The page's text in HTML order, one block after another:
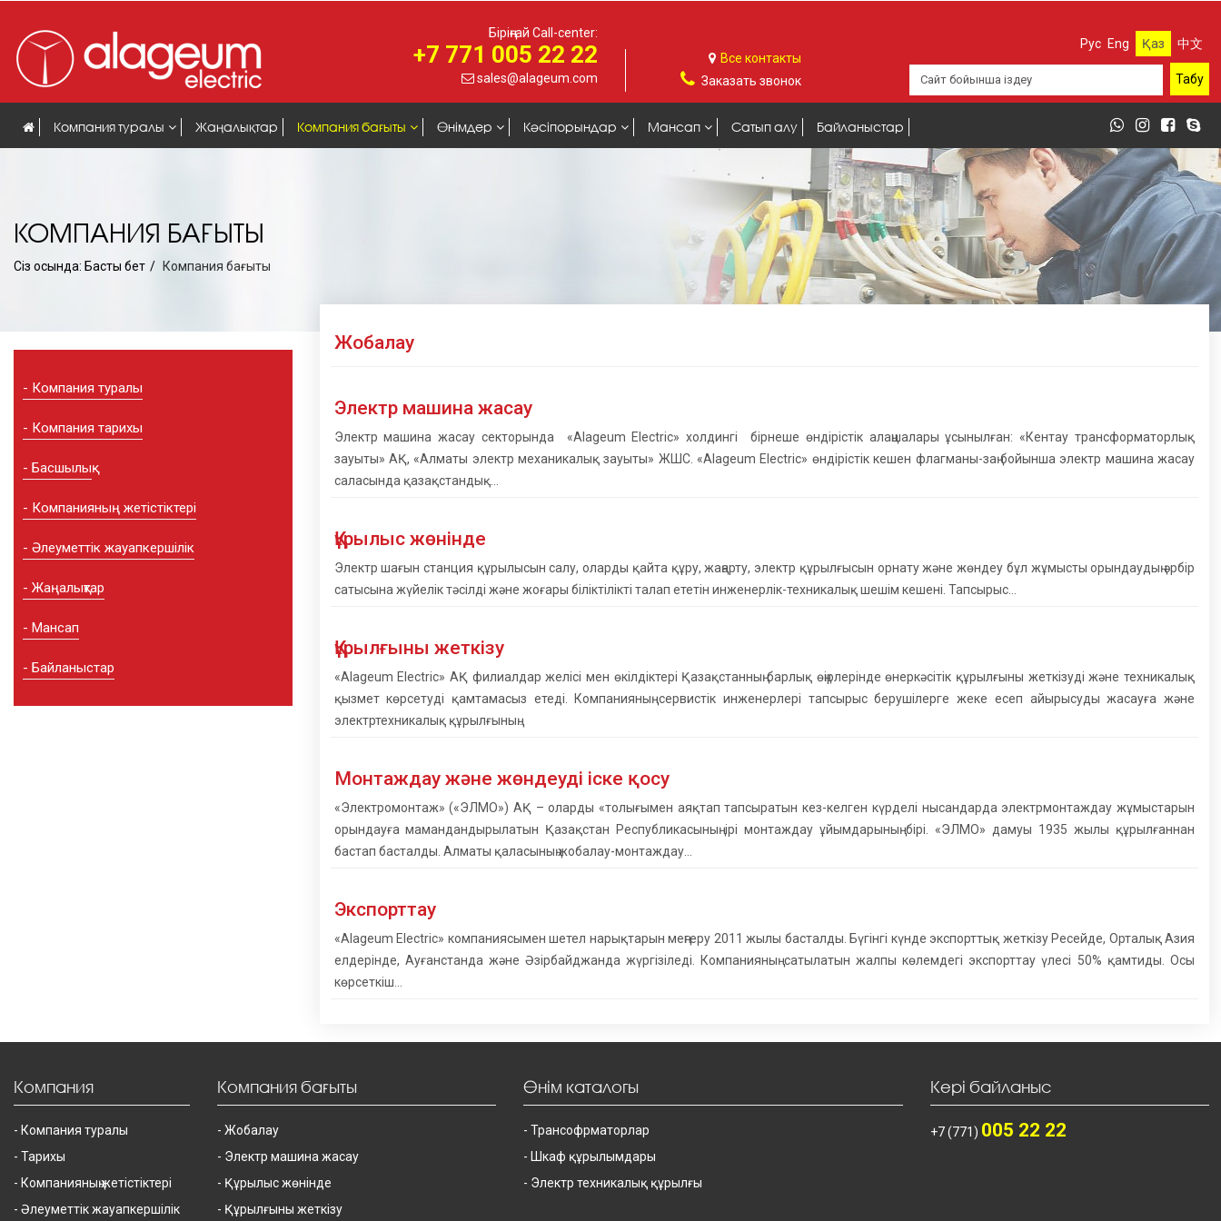
Біріңғай Call-center:
+7 771 005 22 22
sales@alageum.com
Все контакты
Заказать звонок
Рус Eng Қаз 中文
Компания туралы Жаңалықтар Компания бағыты Өнімдер Кәсіпорындар Мансап Сатып алу Байланыстар
КОМПАНИЯ БАҒЫТЫ
Сіз осында: Басты бет Компания бағыты
Компания туралы
Компания тарихы
Басшылық
Компанияның жетістіктері
Әлеуметтік жауапкершілік
Жаңалықтар
Мансап
Байланыстар
Жобалау
Электр машина жасау
Электр машина жасау секторында «Alageum Electric» холдингі бірнеше өндірістік алаңшалары ұсынылған: «Кентау трансформаторлық
зауыты» АҚ, «Алматы электр механикалық зауыты» ЖШС. «Alageum Electric» өндірістік кешен флагманы-заң бойынша электр машина жасау
саласында қазақстандық…
Құрылыс жөнінде
Электр шағын станция құрылысын салу, оларды қайта құру, жаңарту, электр құрылғысын орнату және жөндеу бұл жұмысты орындаудың әрбір
сатысына жүйелік тәсілді және жоғары біліктілікті талап ететін инженерлік-техникалық шешім кешені. Тапсырыс…
Құрылғыны жеткізу
«Alageum Electric» АҚ филиалдар желісі мен өкілдіктері Қазақстанның барлық өңірлерінде өнеркәсітік құрылғыны жеткізуді және техникалық
қызмет көрсетуді қамтамасыз етеді. Компанияның сервистік инженерлері тапсырыс берушілерге жеке есеп айырысуды жасауға және
электртехникалық құрылғының…
Монтаждау және жөндеуді іске қосу
«Электромонтаж» («ЭЛМО») АҚ – оларды «толығымен аяқтап тапсыратын кез-келген күрделі нысандарда электрмонтаждау жұмыстарын
орындауға мамандандырылатын Қазақстан Республикасының ірі монтаждау ұйымдарының бірі. «ЭЛМО» дамуы 1935 жылы құрылғаннан
бастап басталды. Алматы қаласының жобалау-монтаждау…
Экспорттау
«Alageum Electric» компаниясымен шетел нарықтарын меңгеру 2011 жылы басталды. Бүгінгі күнде экспорттық жеткізу Ресейде, Орталық Азия
елдерінде, Ауғанстанда және Әзірбайджанда жүргізіледі. Компанияның сатылатын жалпы көлемдегі экспорттау үлесі 50% қамтиды. Осы
көрсеткіш…
Компания
Компания туралы
Тарихы
Компанияның жетістіктері
Әлеуметтік жауапкершілік
Компания бағыты
Жобалау
Электр машина жасау
Құрылыс жөнінде
Құрылғыны жеткізу
Өнім каталогы
Трансофрматорлар
Шкаф құрылымдары
Электр техникалық құрылғы
Кері байланыс
+7 (771) 005 22 22